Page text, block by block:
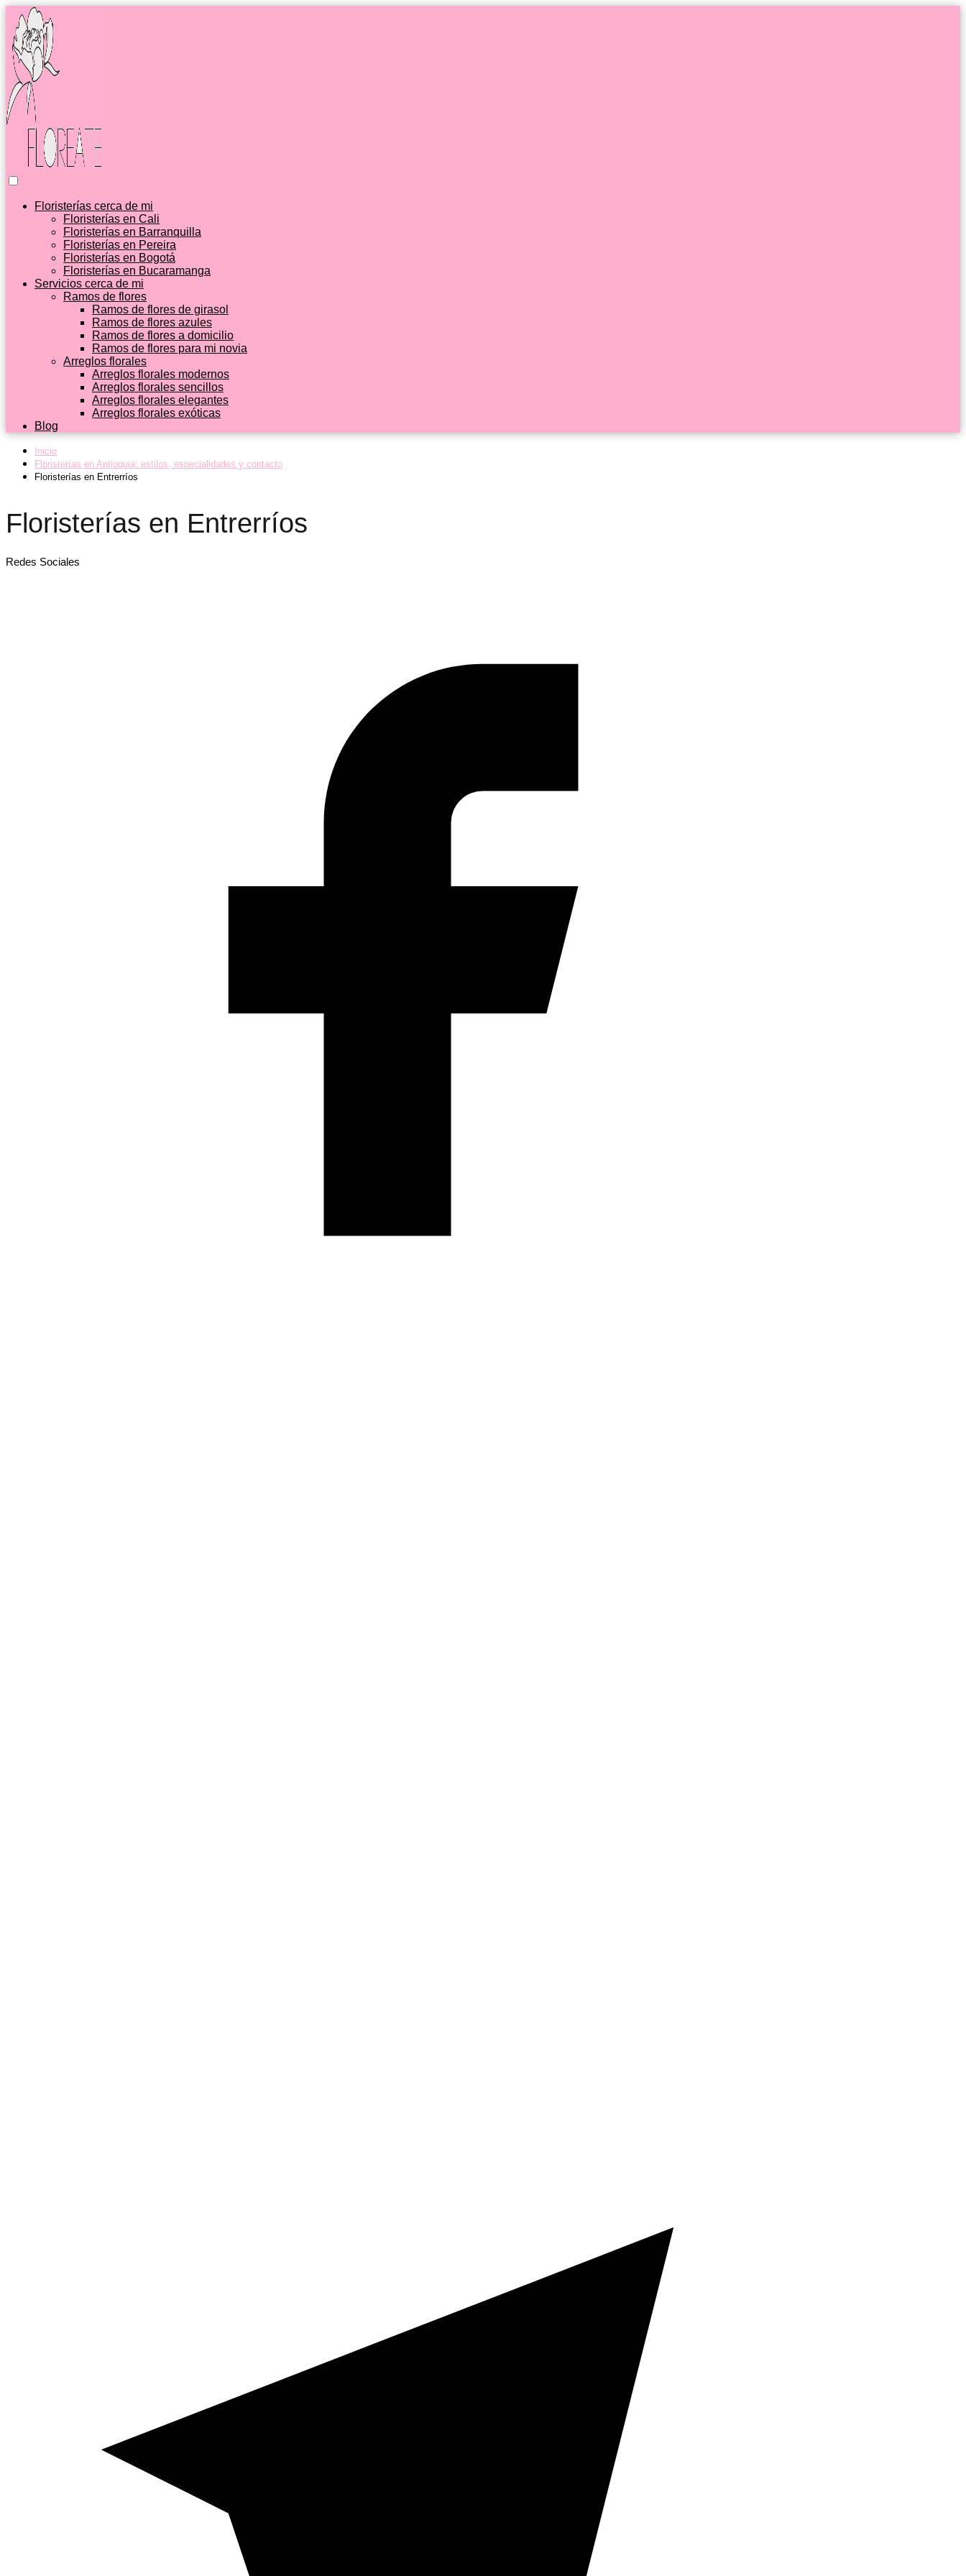
Floristerías cerca de mi
Floristerías en Cali
Floristerías en Barranquilla
Floristerías en Pereira
Floristerías en Bogotá
Floristerías en Bucaramanga
Servicios cerca de mi
Ramos de flores
Ramos de flores de girasol
Ramos de flores azules
Ramos de flores a domicilio
Ramos de flores para mi novia
Arreglos florales
Arreglos florales modernos
Arreglos florales sencillos
Arreglos florales elegantes
Arreglos florales exóticas
Blog
Inicio
Floristerías en Antioquia: estilos, especialidades y contacto
Floristerías en Entrerríos
Floristerías en Entrerríos
Redes Sociales